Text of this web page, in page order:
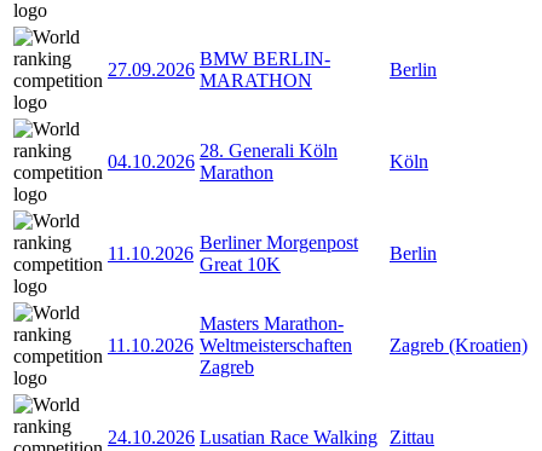
27.09.2026
BMW BERLIN-
MARATHON
Berlin
04.10.2026
28. Generali Köln
Marathon
Köln
11.10.2026
Berliner Morgenpost
Great 10K
Berlin
11.10.2026
Masters Marathon-
Weltmeisterschaften
Zagreb
Zagreb (Kroatien)
24.10.2026 Lusatian Race Walking Zittau